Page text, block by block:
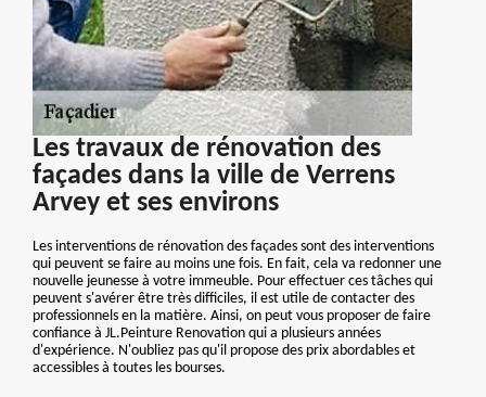
Les travaux de rénovation des
façades dans la ville de Verrens
Arvey et ses environs
Les interventions de rénovation des façades sont des interventions
qui peuvent se faire au moins une fois. En fait, cela va redonner une
nouvelle jeunesse à votre immeuble. Pour effectuer ces tâches qui
peuvent s'avérer être très difficiles, il est utile de contacter des
professionnels en la matière. Ainsi, on peut vous proposer de faire
confiance à JL.Peinture Renovation qui a plusieurs années
d'expérience. N'oubliez pas qu'il propose des prix abordables et
accessibles à toutes les bourses.